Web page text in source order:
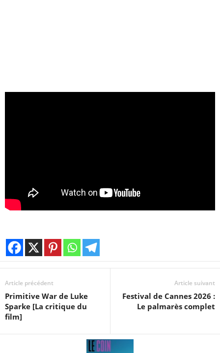
Article précédent
Primitive War de Luke
Sparke [La critique du
film]
Article suivant
Festival de Cannes 2026 :
Le palmarès complet